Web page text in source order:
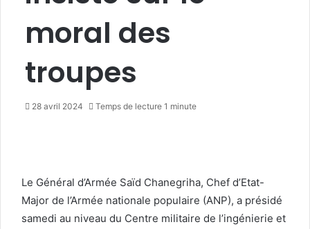
moral des
troupes
28 avril 2024 Temps de lecture 1 minute
Le Général d’Armée Saïd Chanegriha, Chef d’Etat-
Major de l’Armée nationale populaire (ANP), a présidé
samedi au niveau du Centre militaire de l’ingénierie et